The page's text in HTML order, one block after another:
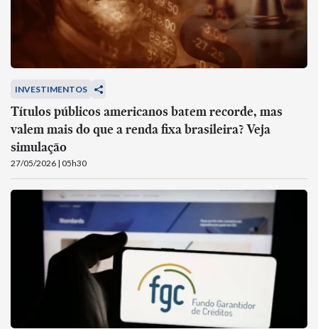
INVESTIMENTOS
Títulos públicos americanos batem recorde, mas
valem mais do que a renda fixa brasileira? Veja
simulação
27/05/2026 | 05h30